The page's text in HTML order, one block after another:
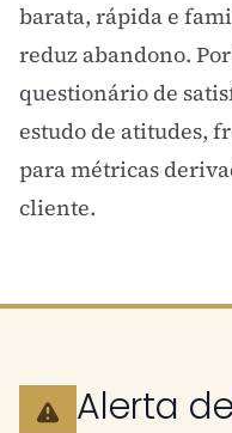
barata, rápida e
reduz abandono.
questionário de
estudo de atitudes,
para métricas
cliente.
Alerta de